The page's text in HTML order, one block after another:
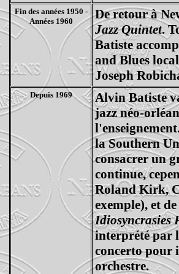
Fin des années 1950 -
Années 1960
De retour à
Jazz Quintet.
Batiste
and Blues
Joseph
Depuis 1969
Alvin Batiste
jazz néo-
la Southern
consacrer un
continue,
Roland Kirk,
exemple), et
Idiosyncrasies
interprété par
concerto pour
orchestre.